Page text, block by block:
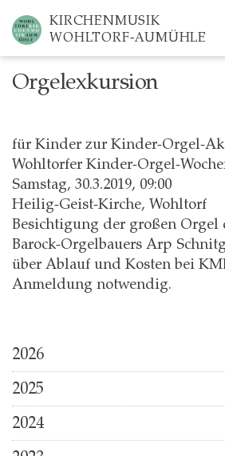
main
content
KIRCHENMUSIK
WOHLTORF-AUMÜHLE
Orgelexkursion
für Kinder zur Kinder-Orgel-
Wohltorfer Kinder-Orgel-
Samstag, 30.3.2019, 09:00
Heilig-Geist-Kirche, Wohltorf
Besichtigung der großen Orgel
Barock-Orgelbauers Arp
über Ablauf und Kosten bei
Anmeldung notwendig.
2026
2025
2024